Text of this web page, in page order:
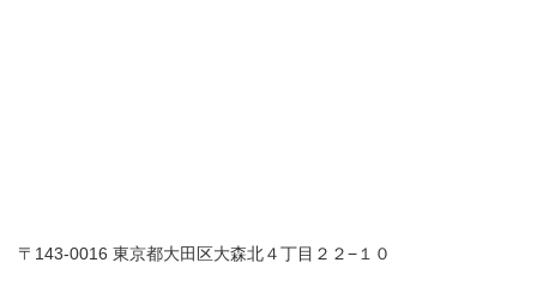
〒143-0016 東京都大田区大森北４丁目２２−１０